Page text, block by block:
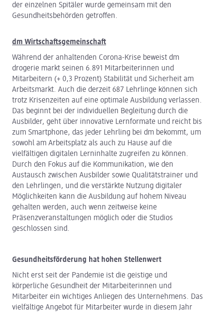
der einzelnen Spitäler wurde gemeinsam mit den
Gesundheitsbehörden getroffen.
dm Wirtschaftsgemeinschaft
Während der anhaltenden Corona-Krise beweist dm
drogerie markt seinen 6.891 Mitarbeiterinnen und
Mitarbeitern (+ 0,3 Prozent) Stabilität und Sicherheit am
Arbeitsmarkt. Auch die derzeit 687 Lehrlinge können sich
trotz Krisenzeiten auf eine optimale Ausbildung verlassen.
Das beginnt bei der individuellen Begleitung durch die
Ausbilder, geht über innovative Lernformate und reicht bis
zum Smartphone, das jeder Lehrling bei dm bekommt, um
sowohl am Arbeitsplatz als auch zu Hause auf die
vielfältigen digitalen Lerninhalte zugreifen zu können.
Durch den Fokus auf die Kommunikation, wie den
Austausch zwischen Ausbilder sowie Qualitätstrainer und
den Lehrlingen, und die verstärkte Nutzung digitaler
Möglichkeiten kann die Ausbildung auf hohem Niveau
gehalten werden, auch wenn zeitweise keine
Präsenzveranstaltungen möglich oder die Studios
geschlossen sind.
Gesundheitsförderung hat hohen Stellenwert
Nicht erst seit der Pandemie ist die geistige und
körperliche Gesundheit der Mitarbeiterinnen und
Mitarbeiter ein wichtiges Anliegen des Unternehmens. Das
vielfältige Angebot für Mitarbeiter wurde in diesem Jahr